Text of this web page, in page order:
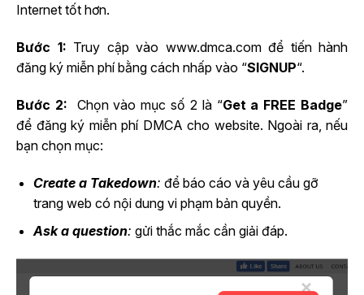
Internet tốt hơn.
Bước 1: Truy cập vào www.dmca.com để tiến hành
đăng ký miễn phí bằng cách nhấp vào “SIGNUP“.
Bước 2: Chọn vào mục số 2 là “Get a FREE Badge”
để đăng ký miễn phí DMCA cho website. Ngoài ra, nếu
bạn chọn mục:
Create a Takedown: để báo cáo và yêu cầu gỡ
trang web có nội dung vi phạm bản quyền.
Ask a question: gửi thắc mắc cần giải đáp.